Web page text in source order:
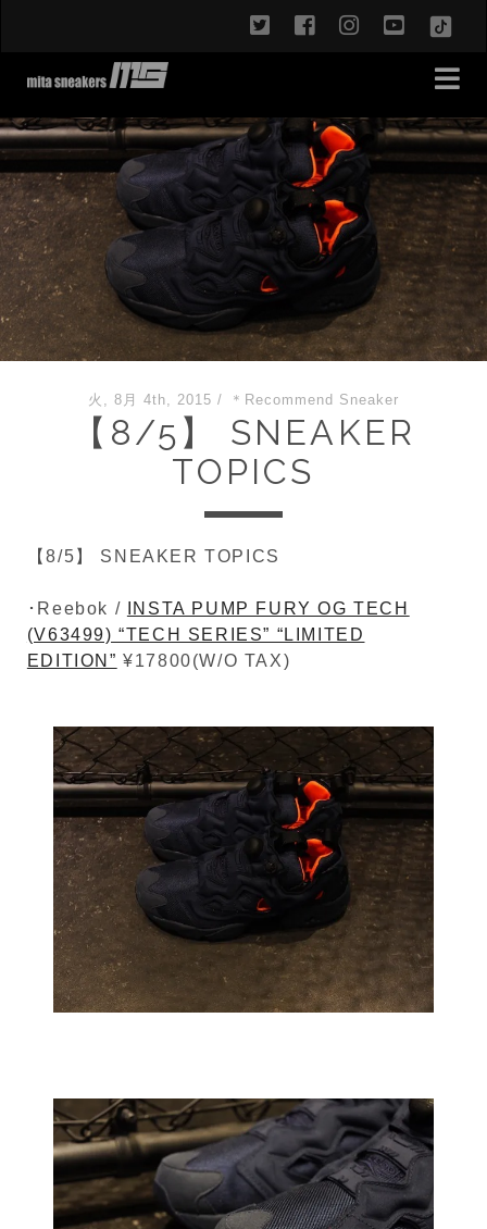
twitterfacebookinstagram
火, 8月 4th, 2015 / ＊Recommend Sneaker
【8/5】 SNEAKER
TOPICS
【8/5】 SNEAKER TOPICS
･Reebok /
INSTA PUMP FURY OG TECH
(V63499) “TECH SERIES” “LIMITED
EDITION” ¥17800(W/O TAX)